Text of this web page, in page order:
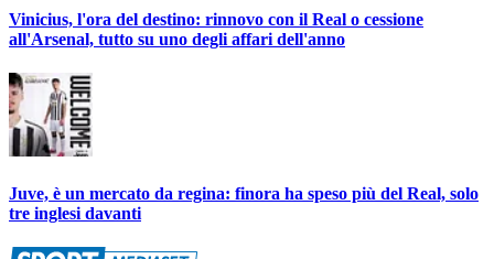
Vinicius, l'ora del destino: rinnovo con il Real o cessione
all'Arsenal, tutto su uno degli affari dell'anno
Juve, è un mercato da regina: finora ha speso più del Real, solo
tre inglesi davanti